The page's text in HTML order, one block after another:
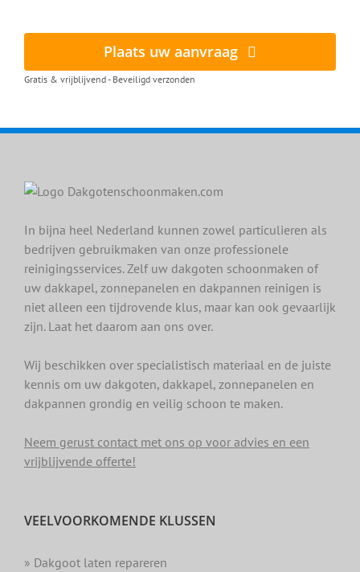
Plaats uw aanvraag
Gratis & vrijblijvend - Beveiligd verzonden
In bijna heel Nederland kunnen zowel particulieren als
bedrijven gebruikmaken van onze professionele
reinigingsservices. Zelf uw dakgoten schoonmaken of
uw dakkapel, zonnepanelen en dakpannen reinigen is
niet alleen een tijdrovende klus, maar kan ook gevaarlijk
zijn. Laat het daarom aan ons over.
Wij beschikken over specialistisch materiaal en de juiste
kennis om uw dakgoten, dakkapel, zonnepanelen en
dakpannen grondig en veilig schoon te maken.
Neem gerust contact met ons op voor advies en een
vrijblijvende offerte!
VEELVOORKOMENDE KLUSSEN
» Dakgoot laten repareren